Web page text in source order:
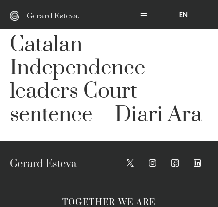
Gerard Esteva. EN
Catalan
Independence
leaders Court
sentence – Diari Ara
Gerard Esteva
TOGETHER WE ARE